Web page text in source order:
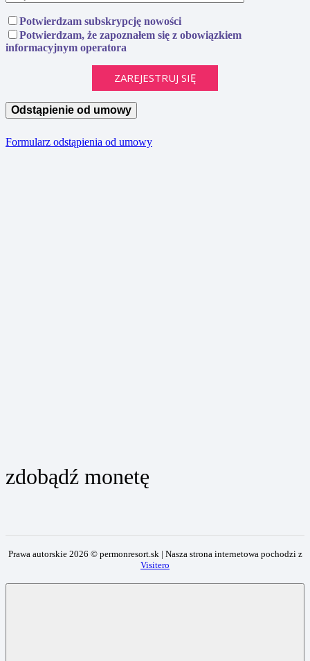
Potwierdzam subskrypcję nowości
Potwierdzam, że zapoznałem się z obowiązkiem
informacyjnym operatora
Odstąpienie od umowy
Formularz odstąpienia od umowy
zdobądź monetę
Prawa autorskie 2026 © permonresort.sk | Nasza strona internetowa pochodzi z
Visitero